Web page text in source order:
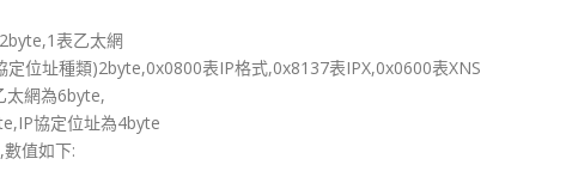
表乙太網
定位址種類)2byte,0x0800表IP格式,0x8137表IPX,0x0600表XNS
太網為6byte,
協定位址為4byte
值如下: